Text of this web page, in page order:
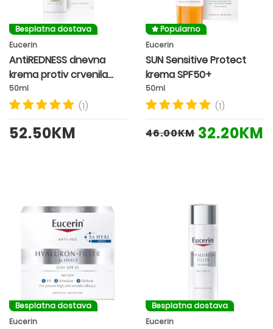
Besplatna dostava
Eucerin
AntiREDNESS dnevna
krema protiv crvenila
kože SPF25
50ml
(1)
52.50KM
Popularno
Eucerin
SUN Sensitive Protect
krema SPF50+
50ml
(1)
46.00KM 32.20KM
Besplatna dostava
Eucerin
Besplatna dostava
Eucerin